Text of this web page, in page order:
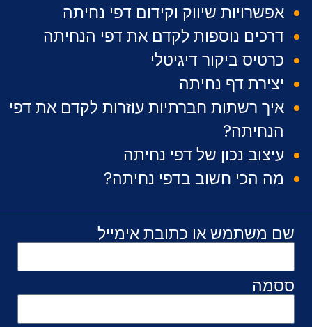
אפשרויות שיווק וקידום דפי נחיתה
דרכים נוספות לקדם את דפי הנחיתה
כרטיס ביקור דיגיטלי
יצירת דף נחיתה
איך רשתות חברתיות עוזרות לקדם את דפי
הנחיתה?
עיצוב נכון של דפי נחיתה
מה הכי חשוב בדפי נחיתה?
שם משתמש או כתובת אימייל
ססמה